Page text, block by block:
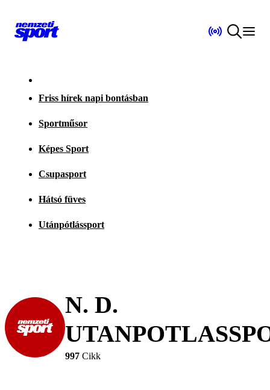
Friss hírek napi bontásban
Sportműsor
Képes Sport
Csupasport
Hátsó füves
Utánpótlássport
N. D.
997 Cikk